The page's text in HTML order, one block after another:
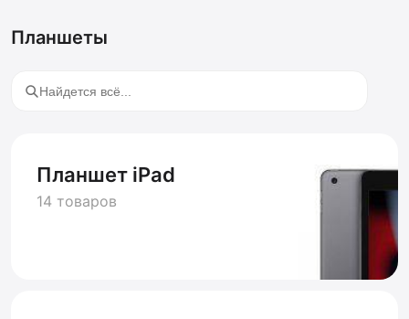
Планшеты
Планшет iPad
14 товаров